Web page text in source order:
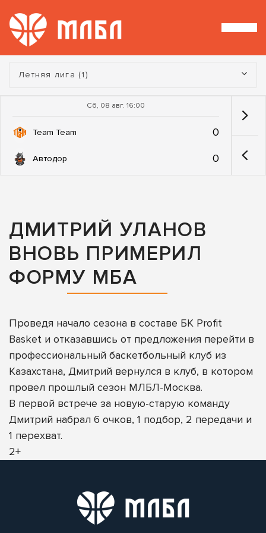
Турнир:
Летняя лига (1)
Сб, 08 авг. 16:00
Team Team 0
Автодор 0
ДМИТРИЙ УЛАНОВ
ВНОВЬ ПРИМЕРИЛ
ФОРМУ МБА
Проведя начало сезона в составе БК Profit
Basket и отказавшись от предложения перейти в
профессиональный баскетбольный клуб из
Казахстана, Дмитрий вернулся в клуб, в котором
провел прошлый сезон МЛБЛ-Москва.
В первой встрече за новую-старую команду
Дмитрий набрал 6 очков, 1 подбор, 2 передачи и
1 перехват.
2+